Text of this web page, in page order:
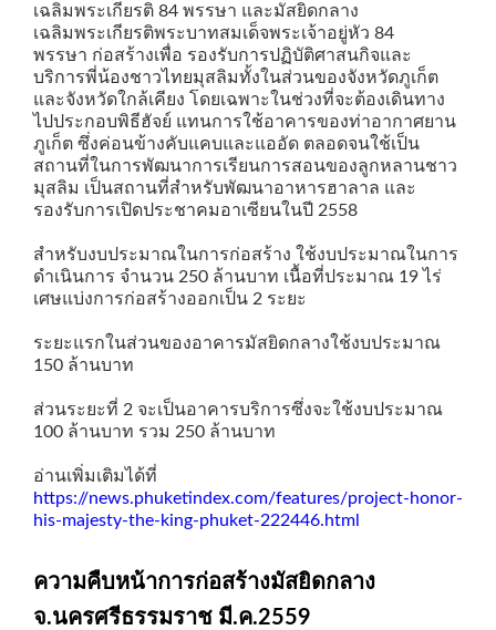
เฉลิมพระเกียรติ 84 พรรษา และมัสยิดกลาง
เฉลิมพระเกียรติพระบาทสมเด็จพระเจ้าอยู่หัว 84
พรรษา ก่อสร้างเพื่อ รองรับการปฏิบัติศาสนกิจและ
บริการพี่น้องชาวไทยมุสลิมทั้งในส่วนของจังหวัดภูเก็ต
และจังหวัดใกล้เคียง โดยเฉพาะในช่วงที่จะต้องเดินทาง
ไปประกอบพิธีฮัจย์ แทนการใช้อาคารของท่าอากาศยาน
ภูเก็ต ซึ่งค่อนข้างคับแคบและแออัด ตลอดจนใช้เป็น
สถานที่ในการพัฒนาการเรียนการสอนของลูกหลานชาว
มุสลิม เป็นสถานที่สำหรับพัฒนาอาหารฮาลาล และ
รองรับการเปิดประชาคมอาเซียนในปี 2558
สำหรับงบประมาณในการก่อสร้าง ใช้งบประมาณในการ
ดำเนินการ จำนวน 250 ล้านบาท เนื้อที่ประมาณ 19 ไร่
เศษแบ่งการก่อสร้างออกเป็น 2 ระยะ
ระยะแรกในส่วนของอาคารมัสยิดกลางใช้งบประมาณ
150 ล้านบาท
ส่วนระยะที่ 2 จะเป็นอาคารบริการซึ่งจะใช้งบประมาณ
100 ล้านบาท รวม 250 ล้านบาท
อ่านเพิ่มเติมได้ที่
https://news.phuketindex.com/features/project-honor-
his-majesty-the-king-phuket-222446.html
ความคืบหน้าการก่อสร้างมัสยิดกลาง
จ.นครศรีธรรมราช มี.ค.2559